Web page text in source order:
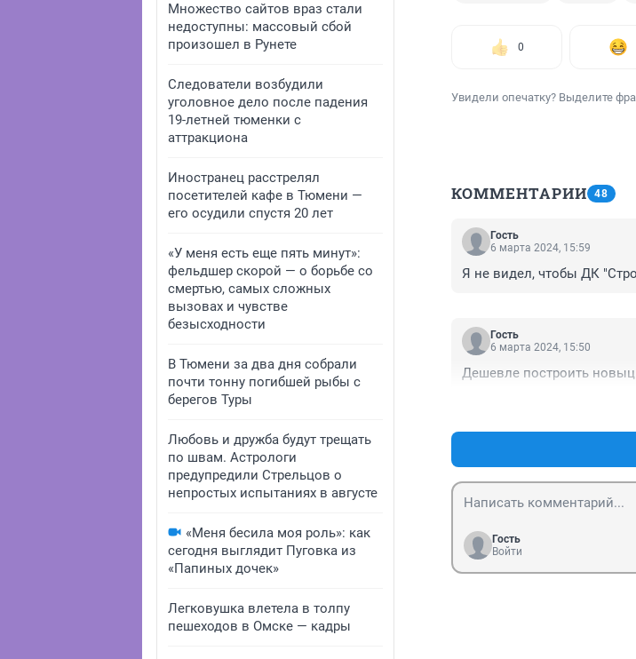
Множество сайтов враз стали
недоступны: массовый сбой
произошел в Рунете
Следователи возбудили
уголовное дело после падения
19-летней тюменки с
аттракциона
Иностранец расстрелял
посетителей кафе в Тюмени —
его осудили спустя 20 лет
«У меня есть еще пять минут»:
фельдшер скорой — о борьбе со
смертью, самых сложных
вызовах и чувстве
безысходности
В Тюмени за два дня собрали
почти тонну погибшей рыбы с
берегов Туры
Любовь и дружба будут трещать
по швам. Астрологи
предупредили Стрельцов о
непростых испытаниях в августе
«Меня бесила моя роль»: как
сегодня выглядит Пуговка из
«Папиных дочек»
Легковушка влетела в толпу
пешеходов в Омске — кадры
0
Увидели опечатку? Выделите
КОММЕНТАРИИ 48
Гость
6 марта 2024, 15:59
Я не видел, чтобы ДК
Гость
6 марта 2024, 15:50
Дешевле построить
Гость
Войти